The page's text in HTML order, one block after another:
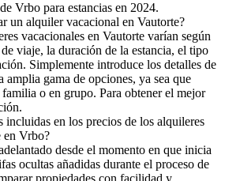
Vrbo para estancias en 2024.
un alquiler vacacional en Vautorte?
vacacionales en Vautorte varían según
viaje, la duración de la estancia, el tipo
Simplemente introduce los detalles de
amplia gama de opciones, ya sea que
o en grupo. Para obtener el mejor
incluidas en los precios de los alquileres
en Vrbo?
desde el momento en que inicia
ocultas añadidas durante el proceso de
propiedades con facilidad y